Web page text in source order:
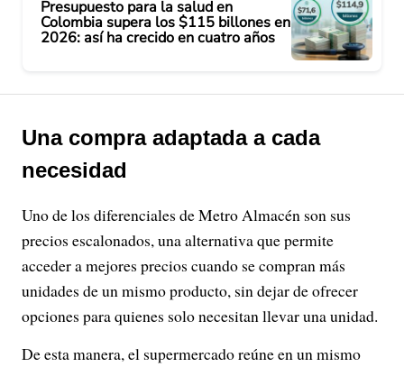
Presupuesto para la salud en
Colombia supera los $115 billones en
2026: así ha crecido en cuatro años
Una compra adaptada a cada
necesidad
Uno de los diferenciales de Metro Almacén son sus
precios escalonados, una alternativa que permite
acceder a mejores precios cuando se compran más
unidades de un mismo producto, sin dejar de ofrecer
opciones para quienes solo necesitan llevar una unidad.
De esta manera, el supermercado reúne en un mismo